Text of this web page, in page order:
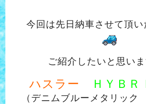
今回は先日納車させて頂い
ご紹介したいと思い
ハスラー ＨＹＢＲ
（デニムブルーメタリック